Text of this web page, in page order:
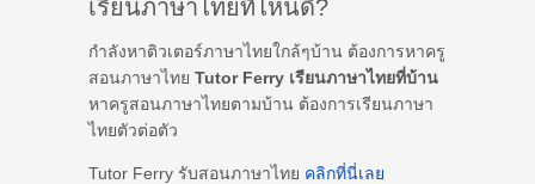
เรียนภาษาไทยที่ไหนดี?
กำลังหาติวเตอร์ภาษาไทยใกล้ๆบ้าน ต้องการหาครู
สอนภาษาไทย Tutor Ferry เรียนภาษาไทยที่บ้าน
หาครูสอนภาษาไทยตามบ้าน ต้องการเรียนภาษา
ไทยตัวต่อตัว
Tutor Ferry รับสอนภาษาไทย คลิกที่นี่เลย